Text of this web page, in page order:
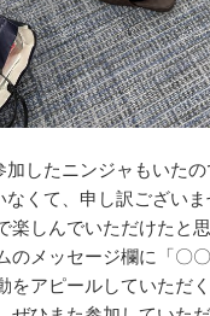
加したニンジャもいた
なくて、申し訳ござい
楽しんでいただけたと
のメッセージ欄に「〇〇
をアピールしていただ